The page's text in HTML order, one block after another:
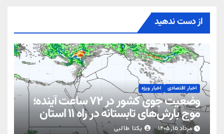
از دست ندهید
اخبار اقتصادی اخبار ویژه
وضعیت جوی کشور در ۷۲ ساعت آینده؛
موج بارش‌های تابستانه در راه ۱۱ استان
مرداد ۱۵, ۱۴۰۵ یکتا طالبی